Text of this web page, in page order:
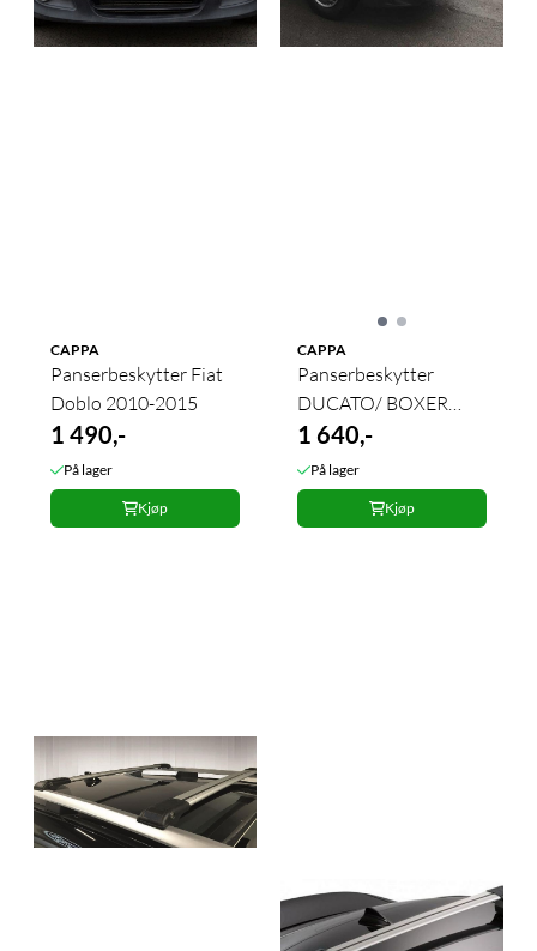
CAPPA
Panserbeskytter Fiat
Doblo 2010-2015
1 490,-
På lager
Kjøp
CAPPA
Panserbeskytter
DUCATO/ BOXER
2015->
1 640,-
På lager
Kjøp